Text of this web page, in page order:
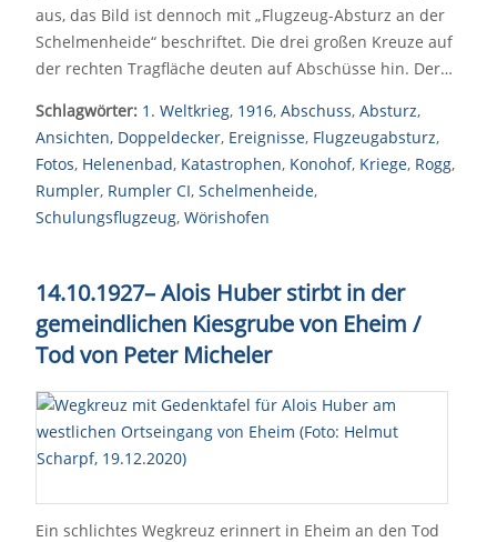
aus, das Bild ist dennoch mit „Flugzeug-Absturz an der
Schelmenheide“ beschriftet. Die drei großen Kreuze auf
der rechten Tragfläche deuten auf Abschüsse hin. Der…
Schlagwörter: 1. Weltkrieg, 1916, Abschuss, Absturz,
Ansichten, Doppeldecker, Ereignisse, Flugzeugabsturz,
Fotos, Helenenbad, Katastrophen, Konohof, Kriege, Rogg,
Rumpler, Rumpler CI, Schelmenheide,
Schulungsflugzeug, Wörishofen
14.10.1927–Alois Huber stirbt in der
gemeindlichen Kiesgrube von Eheim /
Tod von Peter Micheler
Ein schlichtes Wegkreuz erinnert in Eheim an den Tod